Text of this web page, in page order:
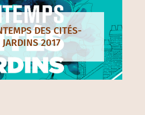
DES CITÉS-
JARDINS 2017